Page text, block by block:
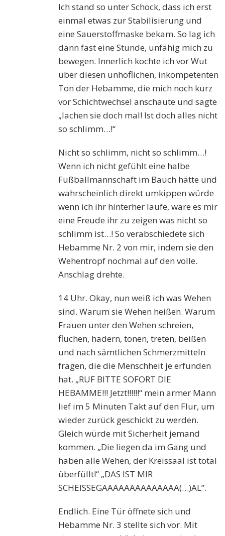
Ich stand so unter Schock, dass ich erst
einmal etwas zur Stabilisierung und
eine Sauerstoffmaske bekam. So lag ich
dann fast eine Stunde, unfähig mich zu
bewegen. Innerlich kochte ich vor Wut
über diesen unhöflichen, inkompetenten
Ton der Hebamme, die mich noch kurz
vor Schichtwechsel anschaute und sagte
„lachen sie doch mal! Ist doch alles nicht
so schlimm…!“
Nicht so schlimm, nicht so schlimm…!
Wenn ich nicht gefühlt eine halbe
Fußballmannschaft im Bauch hätte und
wahrscheinlich direkt umkippen würde
wenn ich ihr hinterher laufe, wäre es mir
eine Freude ihr zu zeigen was nicht so
schlimm ist…! So verabschiedete sich
Hebamme Nr. 2 von mir, indem sie den
Wehentropf nochmal auf den volle.
Anschlag drehte.
14 Uhr. Okay, nun weiß ich was Wehen
sind. Warum sie Wehen heißen. Warum
Frauen unter den Wehen schreien,
fluchen, hadern, tönen, treten, beißen
und nach sämtlichen Schmerzmitteln
fragen, die die Menschheit je erfunden
hat. „RUF BITTE SOFORT DIE
HEBAMME!!! Jetzt!!!!!!“ mein armer Mann
lief im 5 Minuten Takt auf den Flur, um
wieder zurück geschickt zu werden.
Gleich würde mit Sicherheit jemand
kommen. „Die liegen da im Gang und
haben alle Wehen, der Kreissaal ist total
überfüllt!“ „DAS IST MIR
SCHEISSEGAAAAAAAAAAAAAA(…)AL”.
Endlich. Eine Tür öffnete sich und
Hebamme Nr. 3 stellte sich vor. Mit